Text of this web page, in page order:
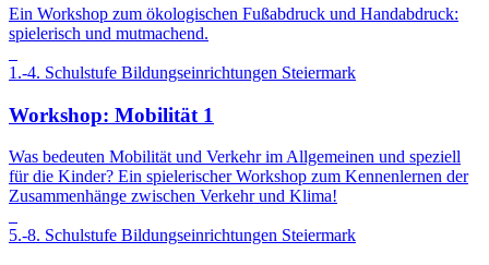
Ein Workshop zum ökologischen Fußabdruck und Handabdruck:
spielerisch und mutmachend.
1.-4. Schulstufe Bildungseinrichtungen Steiermark
Workshop: Mobilität 1
Was bedeuten Mobilität und Verkehr im Allgemeinen und speziell
für die Kinder? Ein spielerischer Workshop zum Kennenlernen der
Zusammenhänge zwischen Verkehr und Klima!
5.-8. Schulstufe Bildungseinrichtungen Steiermark